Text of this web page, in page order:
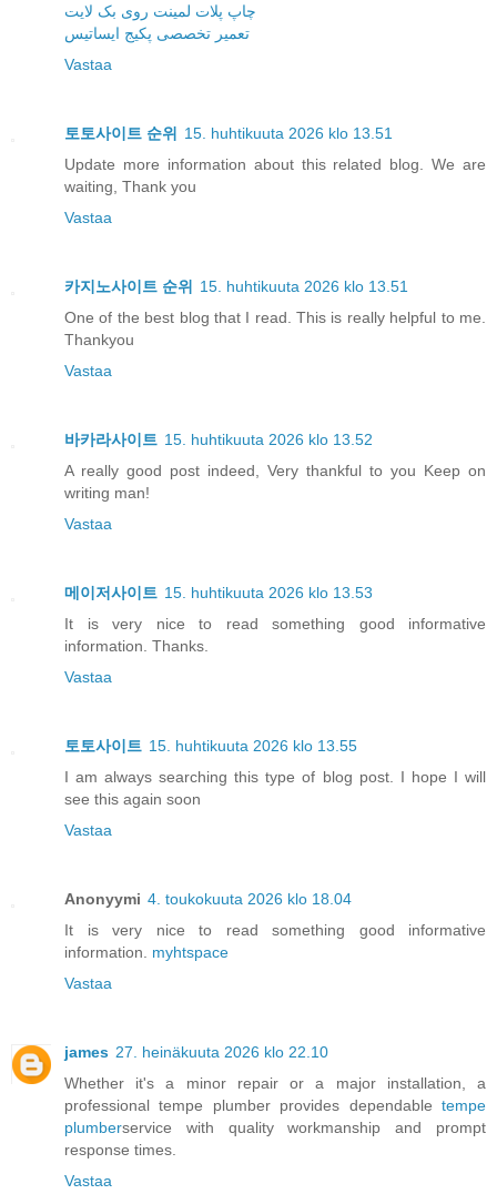
چاپ پلات لمینت روی بک لایت
تعمیر تخصصی پکیج ایساتیس
Vastaa
토토사이트 순위
15. huhtikuuta 2026 klo 13.51
Update more information about this related blog. We are
waiting, Thank you
Vastaa
카지노사이트 순위
15. huhtikuuta 2026 klo 13.51
One of the best blog that I read. This is really helpful to me.
Thankyou
Vastaa
바카라사이트 15. huhtikuuta 2026 klo 13.52
A really good post indeed, Very thankful to you Keep on
writing man!
Vastaa
메이저사이트 15. huhtikuuta 2026 klo 13.53
It is very nice to read something good informative
information. Thanks.
Vastaa
토토사이트 15. huhtikuuta 2026 klo 13.55
I am always searching this type of blog post. I hope I will
see this again soon
Vastaa
Anonyymi 4. toukokuuta 2026 klo 18.04
It is very nice to read something good informative
information. myhtspace
Vastaa
james 27. heinäkuuta 2026 klo 22.10
Whether it's a minor repair or a major installation, a
professional tempe plumber provides dependable tempe
plumberservice with quality workmanship and prompt
response times.
Vastaa